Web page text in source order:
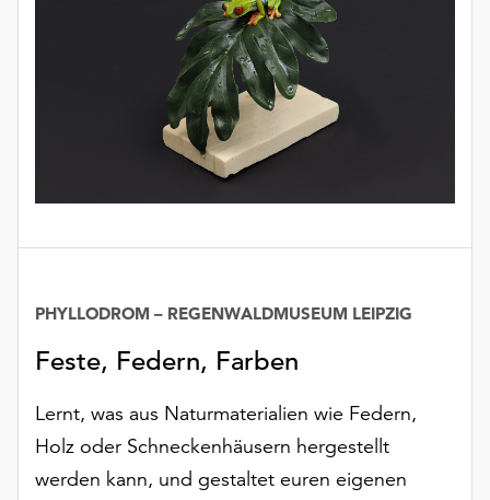
Feste, Federn, Farben
PHYLLODROM – REGENWALDMUSEUM LEIPZIG
Lernt, was aus Naturmaterialien wie Federn,
Holz oder Schneckenhäusern hergestellt
werden kann, und gestaltet euren eigenen